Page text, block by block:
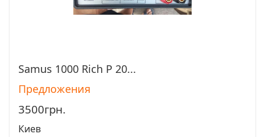
Просмотреть
Sаmus 1000 Riсh P 20...
Предложения
3500грн.
Киев